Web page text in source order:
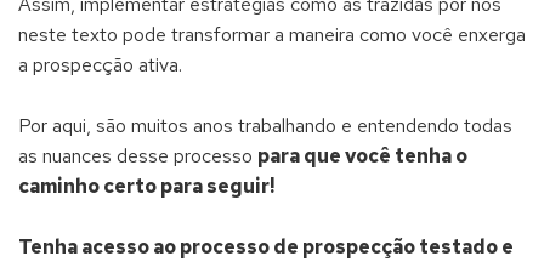
neste texto pode transformar a maneira como você enxerga
a prospecção ativa.
Por aqui, são muitos anos trabalhando e entendendo todas
as nuances desse processo para que você tenha o
caminho certo para seguir!
Tenha acesso ao processo de prospecção testado e